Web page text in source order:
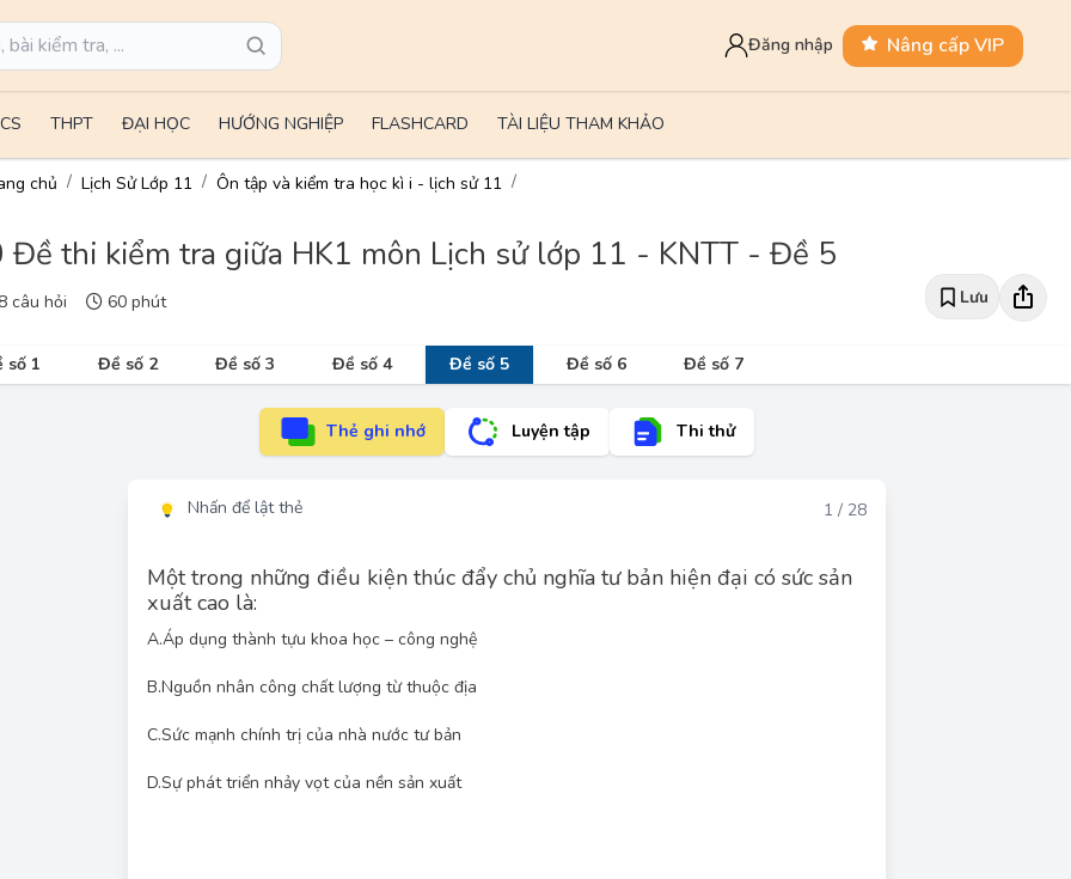
Đăng nhập Nâng cấp VIP
THPT ĐẠI HỌC HƯỚNG NGHIỆP FLASHCARD TÀI LIỆU THAM KHẢO
chủ Lịch Sử Lớp 11 Ôn tập và kiểm tra học kì i - lịch sử 11
Đề thi kiểm tra giữa HK1 môn Lịch sử lớp 11 - KNTT - Đề 5
câu hỏi 60 phút Lưu
số 1 Đề số 2 Đề số 3 Đề số 4 Đề số 5 Đề số 6 Đề số 7
Thẻ ghi nhớ Luyện tập Thi thử
Nhấn để lật thẻ 1 / 28
Một trong những điều kiện thúc đẩy chủ nghĩa tư bản hiện đại có sức sản
xuất cao là:
A.Áp dụng thành tựu khoa học – công nghệ
B.Nguồn nhân công chất lượng từ thuộc địa
C.Sức mạnh chính trị của nhà nước tư bản
D.Sự phát triển nhảy vọt của nền sản xuất
Chủ nghĩa tư bản hiện đại có sức sản xuất phát triển cao nhờ áp dụng những thành tựu của
cuộc Cách mạng công nghiệp lần thứ tư để phát triển kinh tế, khoa học – kĩ thuật.